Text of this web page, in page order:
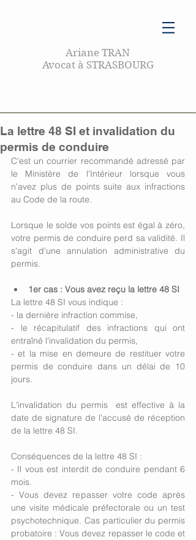
Ariane TRAN
Avocat à STRASBOURG
La lettre 48 SI et invalidation du
permis de conduire
C'est un courrier recommandé adressé par
le Ministère de l'Intérieur lorsque vous
n'avez plus de points suite aux infractions
au Code de la route.
Lorsque le solde vos points est égal à zéro,
votre permis de conduire perd sa validité. Il
s'agit d'une annulation administrative du
permis.
1er cas : Vous avez reçu la lettre 48 SI
La lettre 48 SI vous indique :
- la dernière infraction commise,
- le récapitulatif des infractions qui ont
entraîné l'invalidation du permis,
- et la mise en demeure de restituer votre
permis de conduire dans un délai de 10
jours.
L'invalidation du permis  est effective à la
date de signature de l'accusé de réception
de la lettre 48 SI.
Conséquences de la lettre 48 SI :
- Il vous est interdit de conduire pendant 6
mois.
- Vous devez repasser votre code après
une visite médicale préfectorale ou un test
psychotechnique. Cas particulier du permis
probatoire : Vous devez repasser le code et